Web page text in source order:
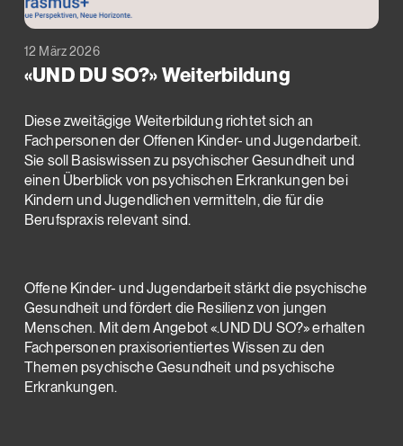
12 März 2026
«UND DU SO?» Weiterbildung
Diese zweitägige Weiterbildung richtet sich an
Fachpersonen der Offenen Kinder- und Jugendarbeit.
Sie soll Basiswissen zu psychischer Gesundheit und
einen Überblick von psychischen Erkrankungen bei
Kindern und Jugendlichen vermitteln, die für die
Berufspraxis relevant sind.
Offene Kinder- und Jugendarbeit stärkt die psychische
Gesundheit und fördert die Resilienz von jungen
Menschen. Mit dem Angebot «.UND DU SO?» erhalten
Fachpersonen praxisorientiertes Wissen zu den
Themen psychische Gesundheit und psychische
Erkrankungen.